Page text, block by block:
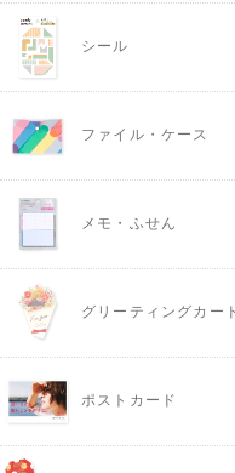
シール
ファイル・ケース
メモ・ふせん
グリーティングカー
ポストカード